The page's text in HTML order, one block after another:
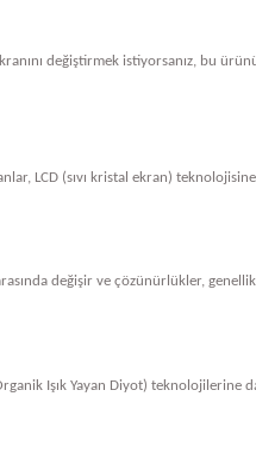
değiştirmek istiyorsanız, bu
LCD (sıvı kristal ekran)
değişir ve çözünürlükler,
Işık Yayan Diyot) teknolojilerine